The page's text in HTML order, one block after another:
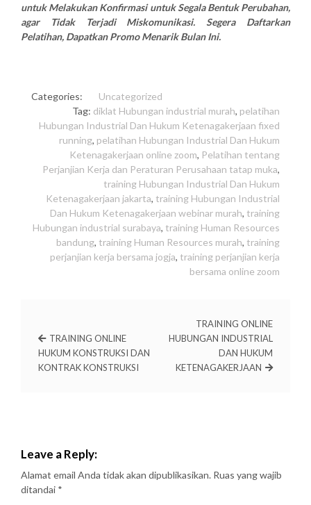
untuk Melakukan Konfirmasi untuk Segala Bentuk Perubahan,
agar Tidak Terjadi Miskomunikasi. Segera Daftarkan
Pelatihan, Dapatkan Promo Menarik Bulan Ini.
Categories:
Uncategorized
Tag: diklat Hubungan industrial murah, pelatihan
Hubungan Industrial Dan Hukum Ketenagakerjaan fixed
running, pelatihan Hubungan Industrial Dan Hukum
Ketenagakerjaan online zoom, Pelatihan tentang
Perjanjian Kerja dan Peraturan Perusahaan tatap muka,
training Hubungan Industrial Dan Hukum
Ketenagakerjaan jakarta, training Hubungan Industrial
Dan Hukum Ketenagakerjaan webinar murah, training
Hubungan industrial surabaya, training Human Resources
bandung, training Human Resources murah, training
perjanjian kerja bersama jogja, training perjanjian kerja
bersama online zoom
TRAINING ONLINE
HUKUM KONSTRUKSI DAN
KONTRAK KONSTRUKSI
TRAINING ONLINE
HUBUNGAN INDUSTRIAL
DAN HUKUM
KETENAGAKERJAAN
Leave a Reply:
Alamat email Anda tidak akan dipublikasikan. Ruas yang wajib
ditandai *